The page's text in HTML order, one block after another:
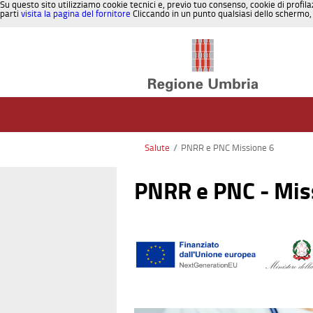
Su questo sito utilizziamo cookie tecnici e, previo tuo consenso, cookie di
parti visita la pagina del fornitore Cliccando in un punto qualsiasi dello
Salute / PNRR e PNC Missione 6
PNRR e PNC -